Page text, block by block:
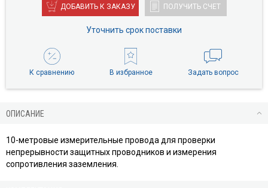
ДОБАВИТЬ К ЗАКАЗУ ПОЛУЧИТЬ СЧЕТ
Уточнить срок поставки
К сравнению В избранное Задать вопрос
ОПИСАНИЕ
10-метровые измерительные провода для проверки
непрерывности защитных проводников и измерения
сопротивления заземления.